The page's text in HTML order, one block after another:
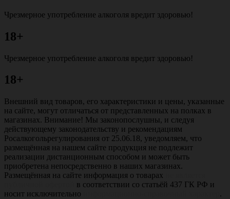
Чрезмерное употребление алкоголя вредит здоровью!
18+
Чрезмерное употребление алкоголя вредит здоровью!
18+
Внешний вид товаров, его характеристики и цены, указанные
на сайте, могут отличаться от представленных на полках в
магазинах. Внимание! Мы законопослушны, и следуя
действующему законодательству и рекомендациям
Росалкогольрегулирования от 25.06.18, уведомляем, что
размещённая на нашем сайте продукция не подлежит
реализации дистанционным способом и может быть
приобретена непосредственно в наших магазинах.
Размещённая на сайте информация о товарах
в соответствии со статьёй 437 ГК РФ и
носит исключительно
.